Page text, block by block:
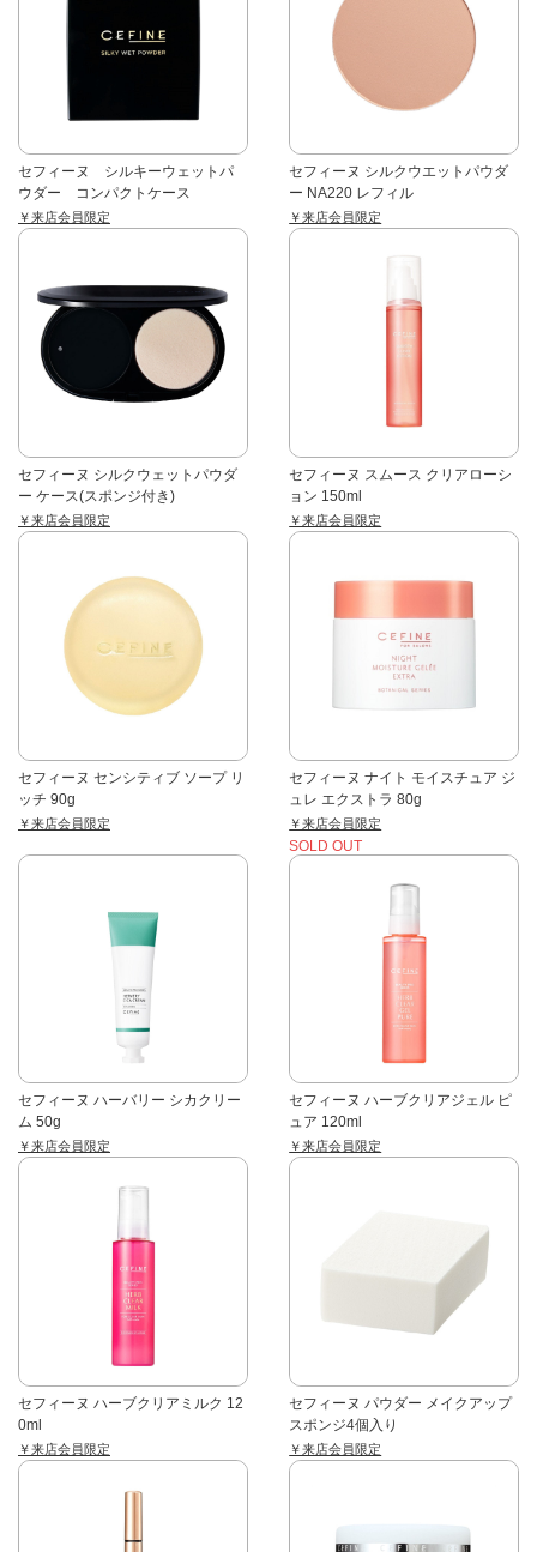
セフィーヌ シルキーウェットパ
ウダー コンパクトケース
￥来店会員限定
セフィーヌ シルクウエットパウダ
ー NA220 レフィル
￥来店会員限定
セフィーヌ シルクウェットパウダ
ー ケース(スポンジ付き)
￥来店会員限定
セフィーヌ スムース クリアローシ
ョン 150ml
￥来店会員限定
セフィーヌ センシティブ ソープ リ
ッチ 90g
￥来店会員限定
セフィーヌ ナイト モイスチュア ジ
ュレ エクストラ 80g
￥来店会員限定
SOLD OUT
セフィーヌ ハーバリー シカクリー
ム 50g
￥来店会員限定
セフィーヌ ハーブクリアジェル ピ
ュア 120ml
￥来店会員限定
セフィーヌ ハーブクリアミルク 12
0ml
￥来店会員限定
セフィーヌ パウダー メイクアップ
スポンジ4個入り
￥来店会員限定